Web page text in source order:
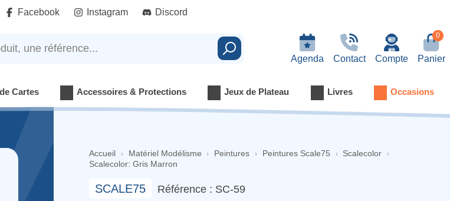
(2537 avis)
Facebook Instagram Discord
Agenda Contact
référence...
Rechercher Compte
0
Panier
Cartes Accessoires & Protections Jeux de Plateau Livres Occasions
Accueil Matériel Modélisme Peintures Peintures Scale75
Scalecolor
Scalecolor: Gris Marron
SCALE75 Référence : SC-59